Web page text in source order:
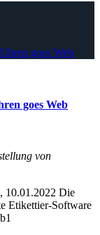
goes Web
goes Web
von
10.01.2022 Die
Etikettier-Software